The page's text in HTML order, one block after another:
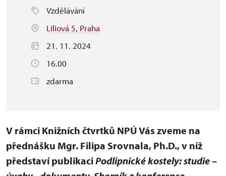
Vzdělávání
Liliová 5, Praha
21. 11. 2024
16.00
zdarma
V rámci Knižních čtvrtků NPÚ Vás zveme na
přednášku Mgr. Filipa Srovnala, Ph.D., v níž
představí publikaciPodlipnické kostely: studie –